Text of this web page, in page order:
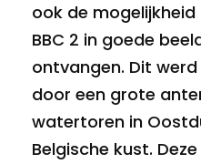
ook de mogelijkheid
BBC 2 in goede
ontvangen. Dit
door een grote
watertoren in
Belgische kust.